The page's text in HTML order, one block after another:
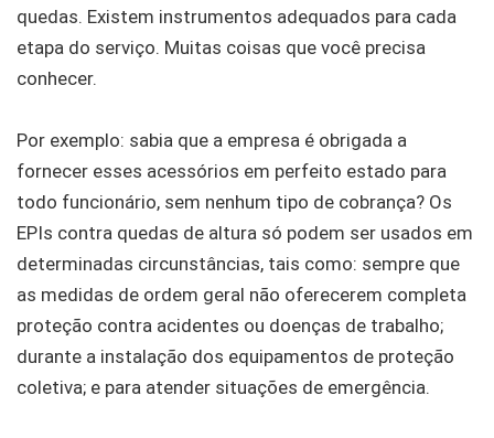
quedas. Existem instrumentos adequados para cada
etapa do serviço. Muitas coisas que você precisa
conhecer.
Por exemplo: sabia que a empresa é obrigada a
fornecer esses acessórios em perfeito estado para
todo funcionário, sem nenhum tipo de cobrança? Os
EPIs contra quedas de altura só podem ser usados em
determinadas circunstâncias, tais como: sempre que
as medidas de ordem geral não oferecerem completa
proteção contra acidentes ou doenças de trabalho;
durante a instalação dos equipamentos de proteção
coletiva; e para atender situações de emergência.